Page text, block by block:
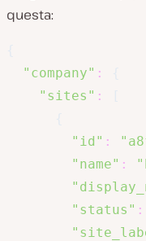
questa:
"company" :
"sites" :
"id" :
"name" :
"status" :